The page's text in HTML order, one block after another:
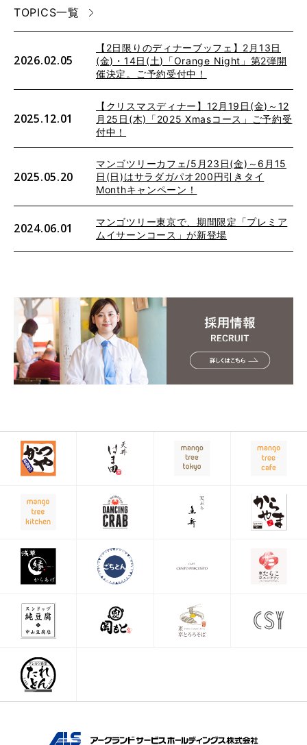
TOPICS一覧
2026.02.05
【2日限りのディナーブッフェ】2月13日
(金)・14日(土)「Orange Night」第2弾開
催決定。ご予約受付中！
2025.12.01
【クリスマスディナー】12月19日(金)～12
月25日(木)「2025 Xmasコース」ご予約受
付中！
2025.05.20
マンゴツリーカフェ/5月23日(金)～6月15
日(日)はサラダガパオ200円引きタイ
Monthキャンペーン！
2024.06.01
マンゴツリー東京で、期間限定「プレミア
ムイサーンコース」が新登場